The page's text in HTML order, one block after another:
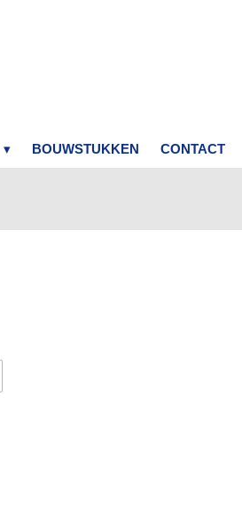
BOUWSTUKKEN CONTACT